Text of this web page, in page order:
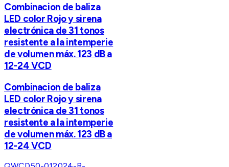
Combinacion de baliza
LED color Rojo y sirena
electrónica de 31 tonos
resistente a la intemperie
de volumen máx. 123 dB a
12-24 VCD
Combinacion de baliza
LED color Rojo y sirena
electrónica de 31 tonos
resistente a la intemperie
de volumen máx. 123 dB a
12-24 VCD